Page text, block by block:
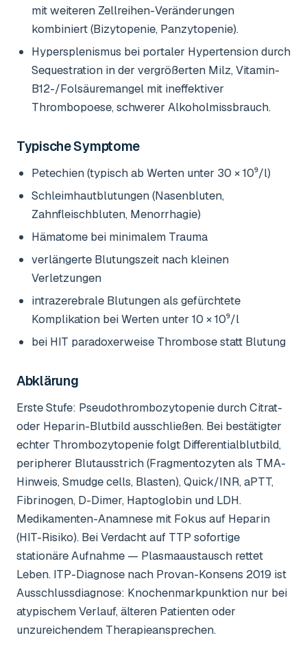
mit weiteren Zellreihen-Veränderungen
kombiniert (Bizytopenie, Panzytopenie).
Hypersplenismus bei portaler Hypertension durch
Sequestration in der vergrößerten Milz, Vitamin-
B12-/Folsäuremangel mit ineffektiver
Thrombopoese, schwerer Alkoholmissbrauch.
Typische Symptome
Petechien (typisch ab Werten unter 30 × 10⁹/l)
Schleimhautblutungen (Nasenbluten,
Zahnfleischbluten, Menorrhagie)
Hämatome bei minimalem Trauma
verlängerte Blutungszeit nach kleinen
Verletzungen
intrazerebrale Blutungen als gefürchtete
Komplikation bei Werten unter 10 × 10⁹/l
bei HIT paradoxerweise Thrombose statt Blutung
Abklärung
Erste Stufe: Pseudothrombozytopenie durch Citrat-
oder Heparin-Blutbild ausschließen. Bei bestätigter
echter Thrombozytopenie folgt Differentialblutbild,
peripherer Blutausstrich (Fragmentozyten als TMA-
Hinweis, Smudge cells, Blasten), Quick/INR, aPTT,
Fibrinogen, D-Dimer, Haptoglobin und LDH.
Medikamenten-Anamnese mit Fokus auf Heparin
(HIT-Risiko). Bei Verdacht auf TTP sofortige
stationäre Aufnahme — Plasmaaustausch rettet
Leben. ITP-Diagnose nach Provan-Konsens 2019 ist
Ausschlussdiagnose: Knochenmarkpunktion nur bei
atypischem Verlauf, älteren Patienten oder
unzureichendem Therapieansprechen.